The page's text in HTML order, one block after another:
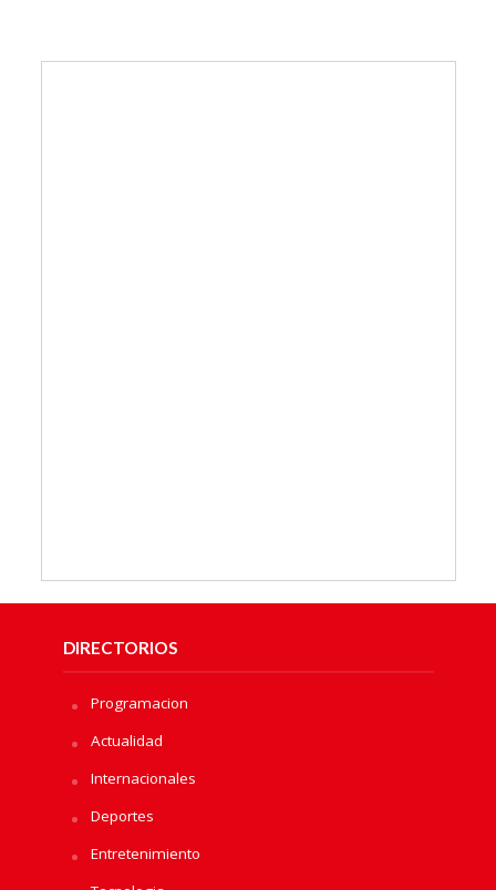
DIRECTORIOS
Programacion
Actualidad
Internacionales
Deportes
Entretenimiento